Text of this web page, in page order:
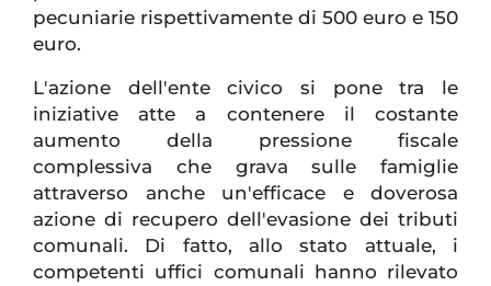
pecuniarie rispettivamente di 500 euro e 150
euro.
L'azione dell'ente civico si pone tra le
iniziative atte a contenere il costante
aumento della pressione fiscale
complessiva che grava sulle famiglie
attraverso anche un'efficace e doverosa
azione di recupero dell'evasione dei tributi
comunali. Di fatto, allo stato attuale, i
competenti uffici comunali hanno rilevato